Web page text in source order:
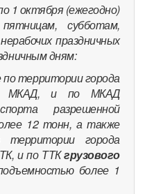
1 октября (ежегодно)
субботам,
праздничных
дням:
по территории города
МКАД, и по МКАД
разрешенной
12 тонн, а также
города
и по ТТКгрузового
более 1